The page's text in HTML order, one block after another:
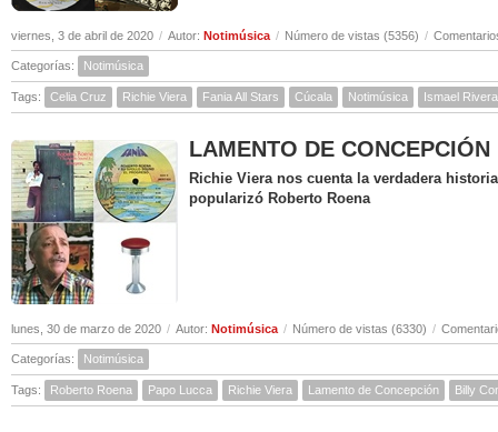
viernes, 3 de abril de 2020 / Autor: Notimúsica / Número de vistas (5356) /
Categorías: Notimúsica
Tags: Celia Cruz Richie Viera Fania All Stars Cúcala Notimúsica Ismael Rivera
LAMENTO DE
Richie Viera nos cuenta la verdadera
popularizó Roberto Roena
lunes, 30 de marzo de 2020 / Autor: Notimúsica / Número de vistas (6330) /
Categorías: Notimúsica
Tags: Roberto Roena Papo Lucca Richie Viera Lamento de Concepción Billy